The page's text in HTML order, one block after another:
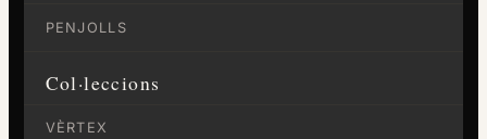
PENJOLLS
Col·leccions
VÈRTEX